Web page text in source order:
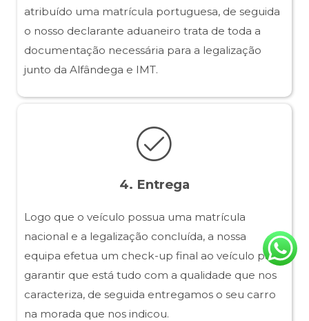
atribuído uma matrícula portuguesa, de seguida
o nosso declarante aduaneiro trata de toda a
documentação necessária para a legalização
junto da Alfândega e IMT.
4. Entrega
Logo que o veículo possua uma matrícula
nacional e a legalização concluída, a nossa
equipa efetua um check-up final ao veículo para
garantir que está tudo com a qualidade que nos
caracteriza, de seguida entregamos o seu carro
na morada que nos indicou.